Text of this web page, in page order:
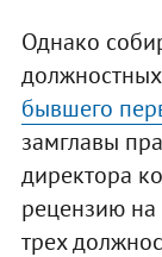
Однако
бывшего
замглавы
директора
рецензию
трех